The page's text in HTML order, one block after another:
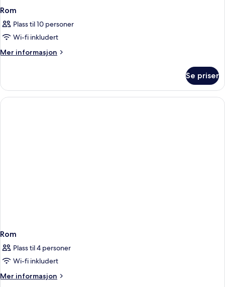
Rom
Plass til 10 personer
Wi-fi inkludert
Mer informasjon
Mer
Se priser
Rom
Plass til 4 personer
Wi-fi inkludert
Mer informasjon
Mer